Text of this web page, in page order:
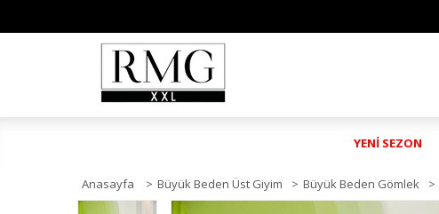
YENİ SEZON
Anasayfa > Büyük Beden Üst Giyim > Büyük Beden Gömlek >